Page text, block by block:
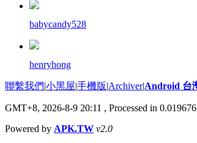
babycandy528
henryhong
聯繫我們|小黑屋|手機版|Archiver|Android 台
GMT+8, 2026-8-9 20:11 , Processed in
Powered by APK.TW v2.0